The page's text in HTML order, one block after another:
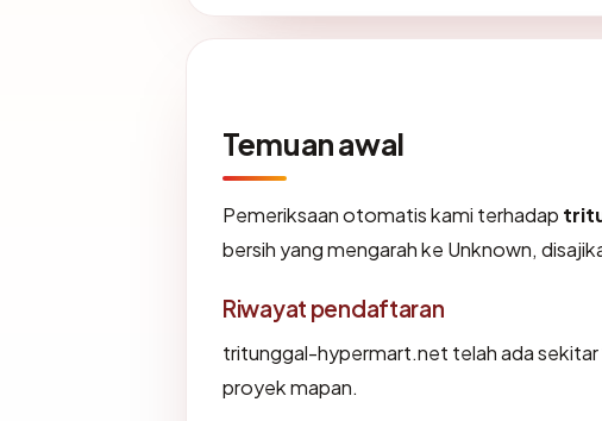
Temuan awal
Pemeriksaan otomatis kami terhadap
bersih yang mengarah ke Unknown,
Riwayat pendaftaran
tritunggal-hypermart.net telah ada sekitar
proyek mapan.